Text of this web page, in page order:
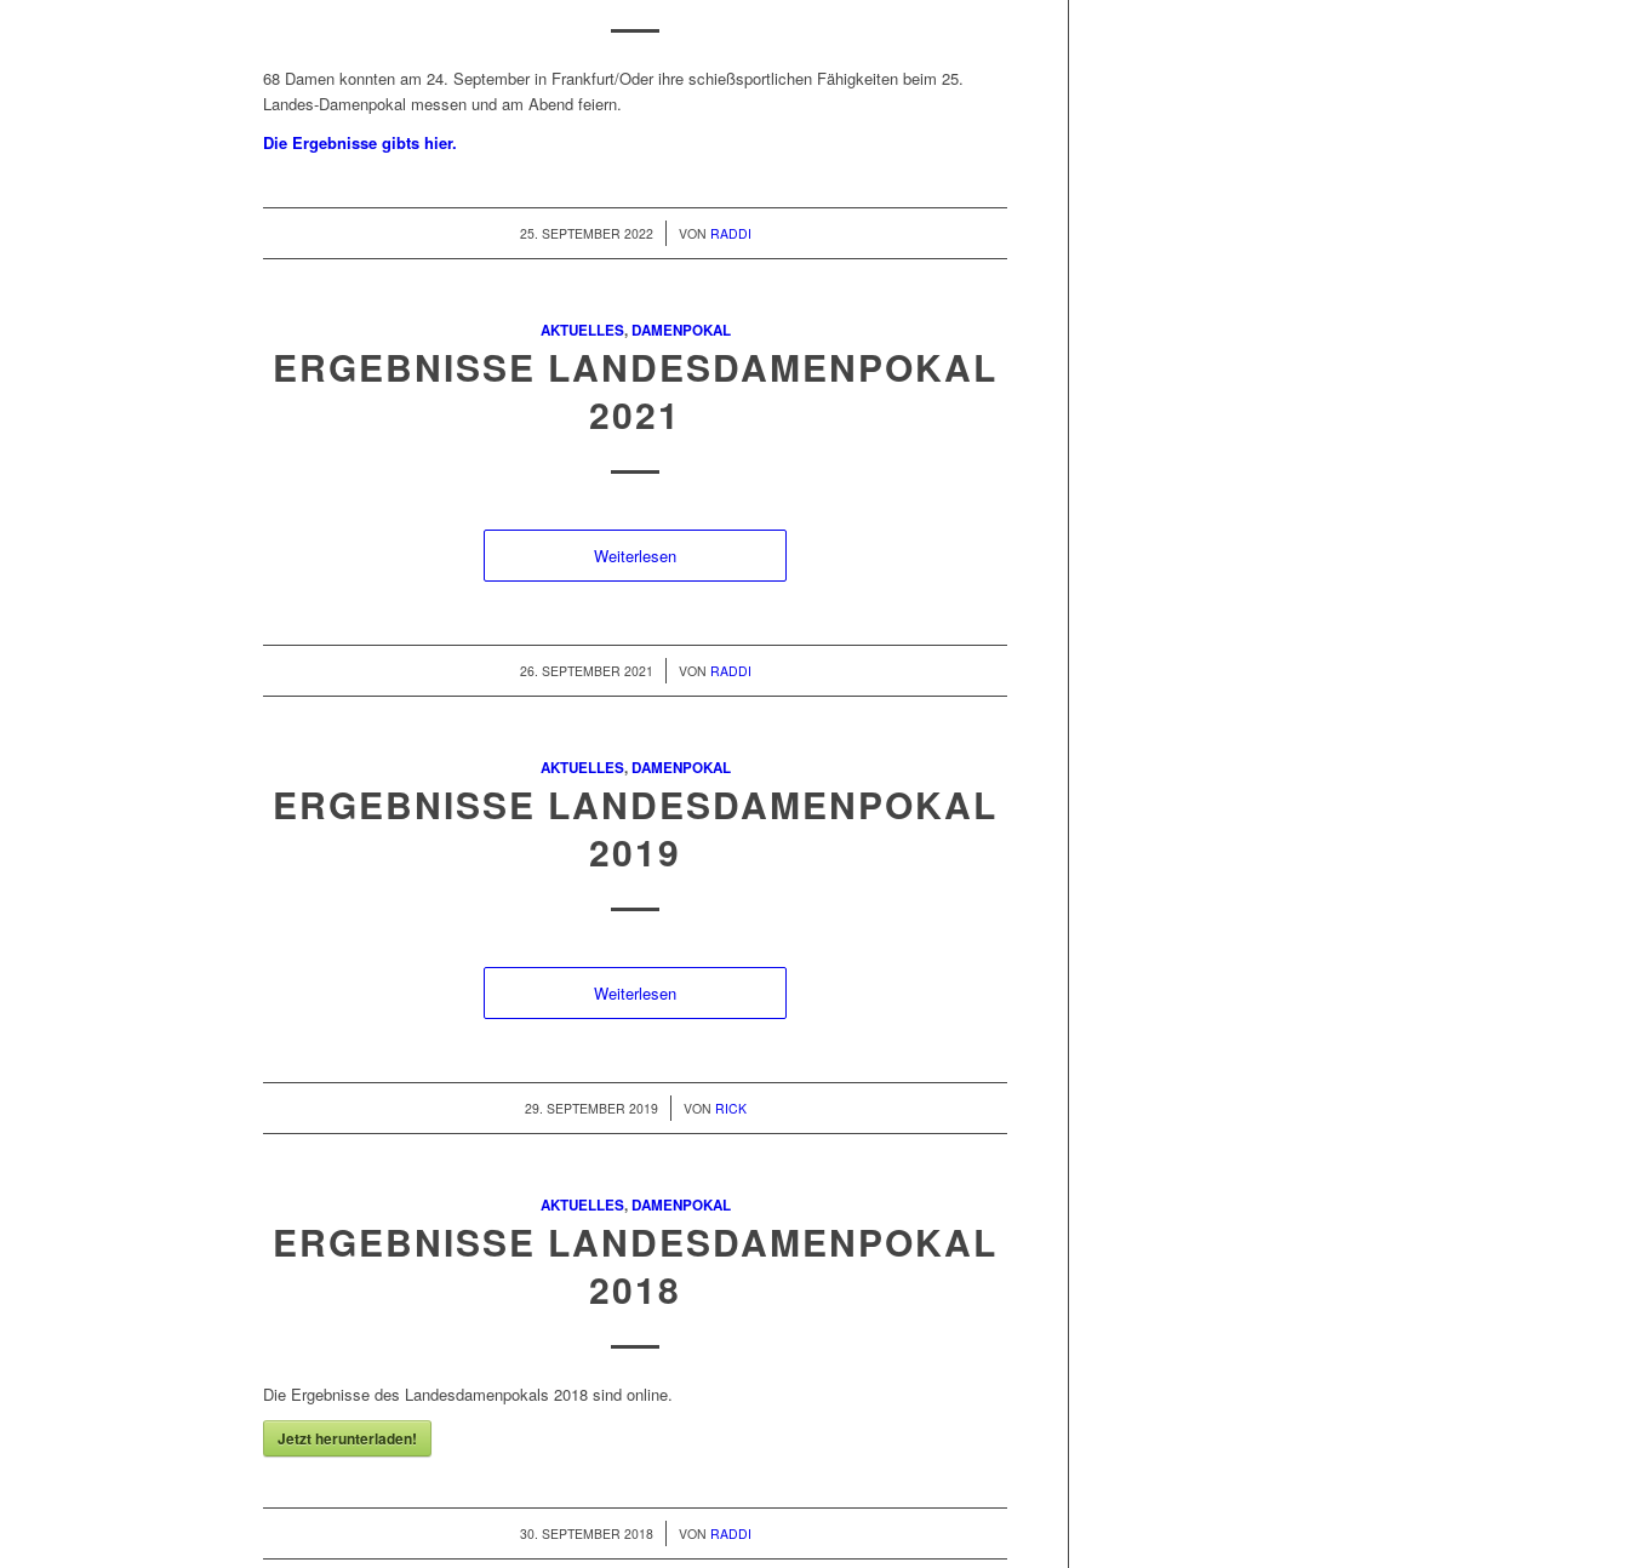
68 Damen konnten am 24. September in Frankfurt/Oder ihre schießsportlichen Fähigkeiten beim 25.
Landes-Damenpokal messen und am Abend feiern.
Die Ergebnisse gibts hier.
25. SEPTEMBER 2022
/ VON RADDI
AKTUELLES,DAMENPOKAL
ERGEBNISSE LANDESDAMENPOKAL
2021
Weiterlesen
26. SEPTEMBER 2021
/ VON RADDI
AKTUELLES,DAMENPOKAL
ERGEBNISSE LANDESDAMENPOKAL
2019
Weiterlesen
29. SEPTEMBER 2019
/ VON RICK
AKTUELLES,DAMENPOKAL
ERGEBNISSE LANDESDAMENPOKAL
2018
Die Ergebnisse des Landesdamenpokals 2018 sind online.
Jetzt herunterladen!
30. SEPTEMBER 2018
/ VON RADDI